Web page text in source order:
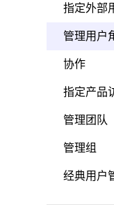
指定外部
管理用户
协作
指定产品
管理团队
管理组
经典用户